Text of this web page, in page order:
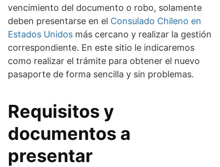
vencimiento del documento o robo, solamente
deben presentarse en el Consulado Chileno en
Estados Unidos más cercano y realizar la gestión
correspondiente. En este sitio le indicaremos
como realizar el trámite para obtener el nuevo
pasaporte de forma sencilla y sin problemas.
Requisitos y
documentos a
presentar